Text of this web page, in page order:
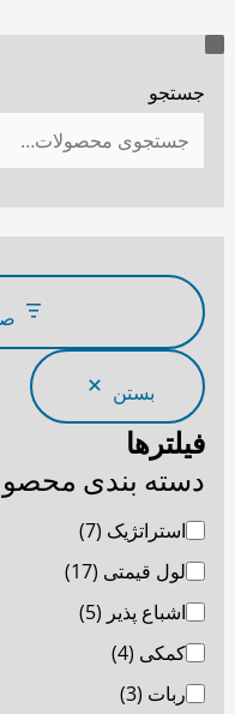
جستجو
بستن
فیلترها
دسته بندی
د
س
ب
ن
ی
ح
ص
استراتژیک(7)
لول قیمتی (17)
اشباع پذیر
کمکی (4)
ربات(3)
پ
ل
ف
ر
م